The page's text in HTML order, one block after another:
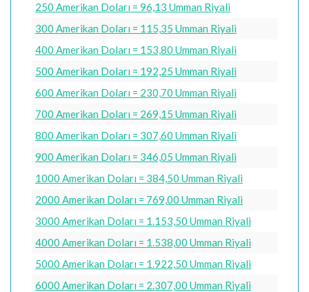
250 Amerikan Doları = 96,13 Umman Riyali
300 Amerikan Doları = 115,35 Umman Riyali
400 Amerikan Doları = 153,80 Umman Riyali
500 Amerikan Doları = 192,25 Umman Riyali
600 Amerikan Doları = 230,70 Umman Riyali
700 Amerikan Doları = 269,15 Umman Riyali
800 Amerikan Doları = 307,60 Umman Riyali
900 Amerikan Doları = 346,05 Umman Riyali
1000 Amerikan Doları = 384,50 Umman Riyali
2000 Amerikan Doları = 769,00 Umman Riyali
3000 Amerikan Doları = 1.153,50 Umman Riyali
4000 Amerikan Doları = 1.538,00 Umman Riyali
5000 Amerikan Doları = 1.922,50 Umman Riyali
6000 Amerikan Doları = 2.307,00 Umman Riyali